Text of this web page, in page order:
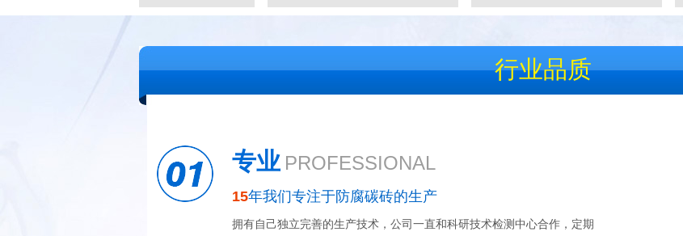
行业品质
专业 PROFESSIONAL
15年我们专注于防腐碳砖的生产
拥有自己独立完善的生产技术，公司一直和科研技术检测中心合作，定期